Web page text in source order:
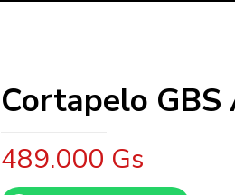
Cortapelo
489.000 Gs